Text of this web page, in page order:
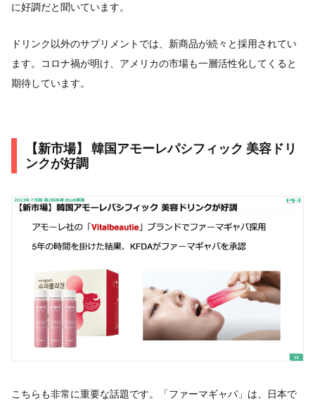
に好調だと聞いています。
ドリンク以外のサプリメントでは、新商品が続々と採用されてい
ます。コロナ禍が明け、アメリカの市場も一層活性化してくると
期待しています。
【新市場】 韓国アモーレパシフィック 美容ドリ
ンクが好調
こちらも非常に重要な話題です。「ファーマギャバ」は、日本で